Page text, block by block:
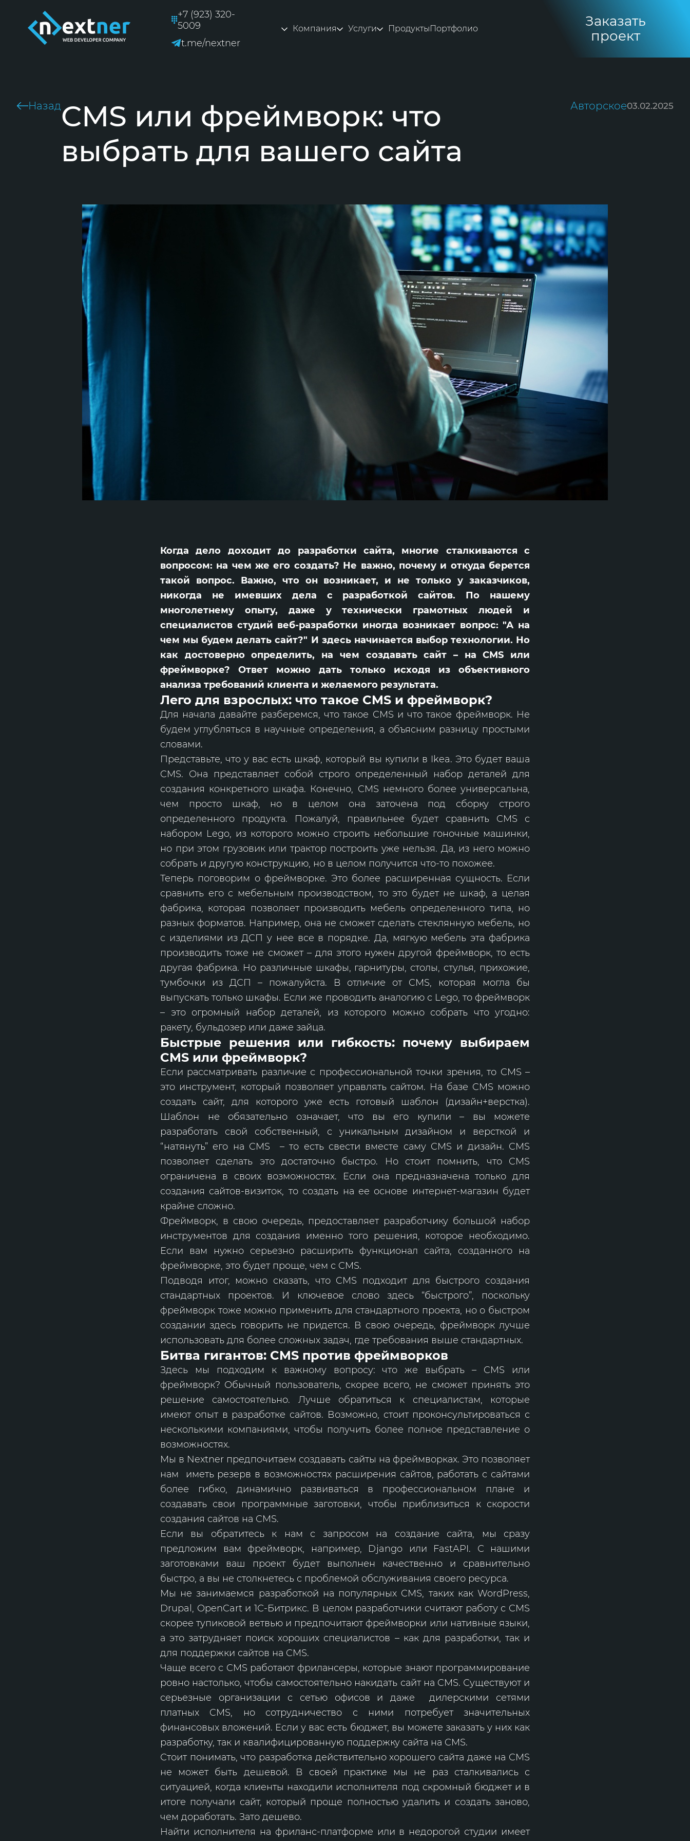
+7 (923) 320-
5009
t.me/nextner
Компания Услуги ПродуктыПортфолио
Заказать
проект
НазадCMS или фреймворк: что
выбрать для вашего сайта
Авторское03.02.2025
Когда дело доходит до разработки сайта, многие сталкиваются с
вопросом: на чем же его создать? Не важно, почему и откуда берется
такой вопрос. Важно, что он возникает, и не только у заказчиков,
никогда не имевших дела с разработкой сайтов. По нашему
многолетнему опыту, даже у технически грамотных людей и
специалистов студий веб-разработки иногда возникает вопрос: "А на
чем мы будем делать сайт?" И здесь начинается выбор технологии. Но
как достоверно определить, на чем создавать сайт – на CMS или
фреймворке? Ответ можно дать только исходя из объективного
анализа требований клиента и желаемого результата.
Лего для взрослых: что такое CMS и фреймворк?
Для начала давайте разберемся, что такое CMS и что такое фреймворк. Не
будем углубляться в научные определения, а объясним разницу простыми
словами.
Представьте, что у вас есть шкаф, который вы купили в Ikea. Это будет ваша
CMS. Она представляет собой строго определенный набор деталей для
создания конкретного шкафа. Конечно, CMS немного более универсальна,
чем просто шкаф, но в целом она заточена под сборку строго
определенного продукта. Пожалуй, правильнее будет сравнить CMS с
набором Lego, из которого можно строить небольшие гоночные машинки,
но при этом грузовик или трактор построить уже нельзя. Да, из него можно
собрать и другую конструкцию, но в целом получится что-то похожее.
Теперь поговорим о фреймворке. Это более расширенная сущность. Если
сравнить его с мебельным производством, то это будет не шкаф, а целая
фабрика, которая позволяет производить мебель определенного типа, но
разных форматов. Например, она не сможет сделать стеклянную мебель, но
с изделиями из ДСП у нее все в порядке. Да, мягкую мебель эта фабрика
производить тоже не сможет – для этого нужен другой фреймворк, то есть
другая фабрика. Но различные шкафы, гарнитуры, столы, стулья, прихожие,
тумбочки из ДСП – пожалуйста. В отличие от CMS, которая могла бы
выпускать только шкафы. Если же проводить аналогию с Lego, то фреймворк
– это огромный набор деталей, из которого можно собрать что угодно:
ракету, бульдозер или даже зайца.
Быстрые решения или гибкость: почему выбираем
CMS или фреймворк?
Если рассматривать различие с профессиональной точки зрения, то CMS –
это инструмент, который позволяет управлять сайтом. На базе CMS можно
создать сайт, для которого уже есть готовый шаблон (дизайн+верстка).
Шаблон не обязательно означает, что вы его купили – вы можете
разработать свой собственный, с уникальным дизайном и версткой и
“натянуть” его на CMS – то есть свести вместе саму CMS и дизайн. CMS
позволяет сделать это достаточно быстро. Но стоит помнить, что CMS
ограничена в своих возможностях. Если она предназначена только для
создания сайтов-визиток, то создать на ее основе интернет-магазин будет
крайне сложно.
Фреймворк, в свою очередь, предоставляет разработчику большой набор
инструментов для создания именно того решения, которое необходимо.
Если вам нужно серьезно расширить функционал сайта, созданного на
фреймворке, это будет проще, чем с CMS.
Подводя итог, можно сказать, что CMS подходит для быстрого создания
стандартных проектов. И ключевое слово здесь “быстрого”, поскольку
фреймворк тоже можно применить для стандартного проекта, но о быстром
создании здесь говорить не придется. В свою очередь, фреймворк лучше
использовать для более сложных задач, где требования выше стандартных.
Битва гигантов: CMS против фреймворков
Здесь мы подходим к важному вопросу: что же выбрать – CMS или
фреймворк? Обычный пользователь, скорее всего, не сможет принять это
решение самостоятельно. Лучше обратиться к специалистам, которые
имеют опыт в разработке сайтов. Возможно, стоит проконсультироваться с
несколькими компаниями, чтобы получить более полное представление о
возможностях.
Мы в Nextner предпочитаем создавать сайты на фреймворках. Это позволяет
нам иметь резерв в возможностях расширения сайтов, работать с сайтами
более гибко, динамично развиваться в профессиональном плане и
создавать свои программные заготовки, чтобы приблизиться к скорости
создания сайтов на CMS.
Если вы обратитесь к нам с запросом на создание сайта, мы сразу
предложим вам фреймворк, например, Django или FastAPI. С нашими
заготовками ваш проект будет выполнен качественно и сравнительно
быстро, а вы не столкнетесь с проблемой обслуживания своего ресурса.
Мы не занимаемся разработкой на популярных CMS, таких как WordPress,
Drupal, OpenCart и 1С-Битрикс. В целом разработчики считают работу с CMS
скорее тупиковой ветвью и предпочитают фреймворки или нативные языки,
а это затрудняет поиск хороших специалистов – как для разработки, так и
для поддержки сайтов на CMS.
Чаще всего с CMS работают фрилансеры, которые знают программирование
ровно настолько, чтобы самостоятельно накидать сайт на CMS. Существуют и
серьезные организации с сетью офисов и даже дилерскими сетями
платных CMS, но сотрудничество с ними потребует значительных
финансовых вложений. Если у вас есть бюджет, вы можете заказать у них как
разработку, так и квалифицированную поддержку сайта на CMS.
Стоит понимать, что разработка действительно хорошего сайта даже на CMS
не может быть дешевой. В своей практике мы не раз сталкивались с
ситуацией, когда клиенты находили исполнителя под скромный бюджет и в
итоге получали сайт, который проще полностью удалить и создать заново,
чем доработать. Зато дешево.
Найти исполнителя на фриланс-платформе или в недорогой студии имеет